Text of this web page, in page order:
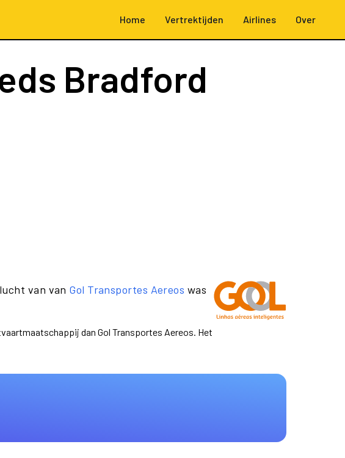
Home Vertrektijden Airlines Over
Bradford
van van Gol Transportes Aereos was
dan Gol Transportes Aereos. Het